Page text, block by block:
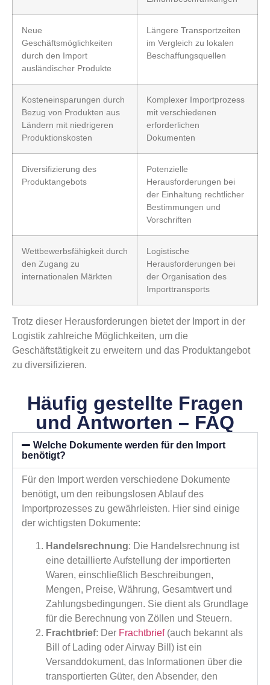
Neue
Geschäftsmöglichkeiten
durch den Import
ausländischer Produkte
Längere Transportzeiten
im Vergleich zu lokalen
Beschaffungsquellen
Kosteneinsparungen durch
Bezug von Produkten aus
Ländern mit niedrigeren
Produktionskosten
Komplexer Importprozess
mit verschiedenen
erforderlichen
Dokumenten
Diversifizierung des
Produktangebots
Potenzielle
Herausforderungen bei
der Einhaltung rechtlicher
Bestimmungen und
Vorschriften
Wettbewerbsfähigkeit durch
den Zugang zu
internationalen Märkten
Logistische
Herausforderungen bei
der Organisation des
Importtransports
Trotz dieser Herausforderungen bietet der Import in der
Logistik zahlreiche Möglichkeiten, um die
Geschäftstätigkeit zu erweitern und das Produktangebot
zu diversifizieren.
Häufig gestellte Fragen
und Antworten – FAQ
Welche Dokumente werden für den Import
benötigt?
Für den Import werden verschiedene Dokumente
benötigt, um den reibungslosen Ablauf des
Importprozesses zu gewährleisten. Hier sind einige
der wichtigsten Dokumente:
Handelsrechnung: Die Handelsrechnung ist
eine detaillierte Aufstellung der importierten
Waren, einschließlich Beschreibungen,
Mengen, Preise, Währung, Gesamtwert und
Zahlungsbedingungen. Sie dient als Grundlage
für die Berechnung von Zöllen und Steuern.
Frachtbrief: Der Frachtbrief(auch bekannt als
Bill of Lading oder Airway Bill) ist ein
Versanddokument, das Informationen über die
transportierten Güter, den Absender, den